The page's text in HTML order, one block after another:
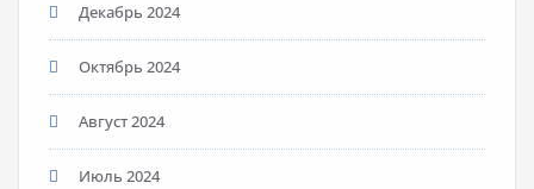
Декабрь 2024
Октябрь 2024
Август 2024
Июль 2024